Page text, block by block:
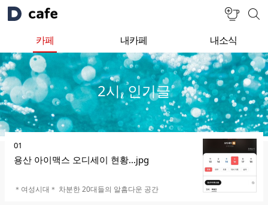
c
a
f
e
카
만
들
기
카
색
페
메
뉴
카페 내카페 내소식
추
천
카
페
인
기
글
2시, 인기글
순
위
01
용산 아이맥스 오디세이 현황...jpg
카페명
＊여성시대＊ 차분한 20대들의 알흠다운 공간